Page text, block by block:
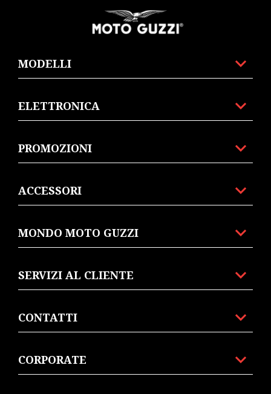
MODELLI
ELETTRONICA
PROMOZIONI
ACCESSORI
MONDO MOTO GUZZI
SERVIZI AL CLIENTE
CONTATTI
CORPORATE